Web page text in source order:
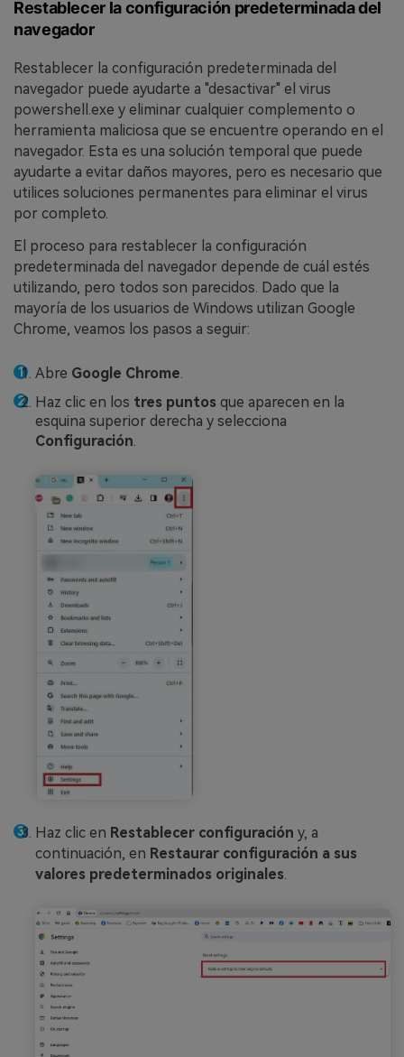
Restablecer la configuración predeterminada del
navegador
Restablecer la configuración predeterminada del
navegador puede ayudarte a "desactivar" el virus
powershell.exe y eliminar cualquier complemento o
herramienta maliciosa que se encuentre operando en el
navegador. Esta es una solución temporal que puede
ayudarte a evitar daños mayores, pero es necesario que
utilices soluciones permanentes para eliminar el virus
por completo.
El proceso para restablecer la configuración
predeterminada del navegador depende de cuál estés
utilizando, pero todos son parecidos. Dado que la
mayoría de los usuarios de Windows utilizan Google
Chrome, veamos los pasos a seguir:
Abre Google Chrome
Haz clic en los tres puntos que aparecen en la
esquina superior derecha y selecciona
Configuración.
Haz clic en Restablecer configuración y, a
continuación, en Restaurar configuración a sus
valores predeterminados originales.